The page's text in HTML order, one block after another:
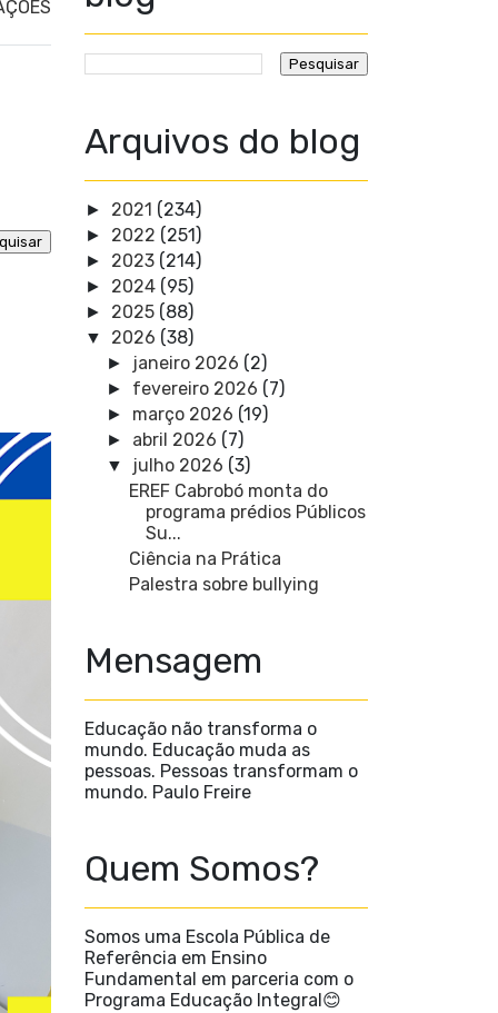
Arquivos do blog
► 2021 (234)
► 2022 (251)
► 2023 (214)
► 2024 (95)
► 2025 (88)
▼ 2026 (38)
► janeiro 2026 (2)
► fevereiro 2026 (7)
► março 2026 (19)
► abril 2026 (7)
▼ julho 2026 (3)
EREF Cabrobó monta do
programa prédios Públicos
Su...
Ciência na Prática
Palestra sobre bullying
Mensagem
Educação não transforma o
mundo. Educação muda as
pessoas. Pessoas transformam o
mundo. Paulo Freire
Quem Somos?
Somos uma Escola Pública de
Referência em Ensino
Fundamental em parceria com o
Programa Educação Integral😊